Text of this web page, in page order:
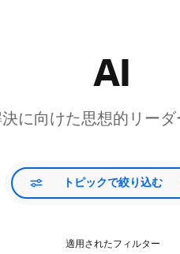
AI
に向けた思想的リー
トピックで絞り込む
適用されたフィルター